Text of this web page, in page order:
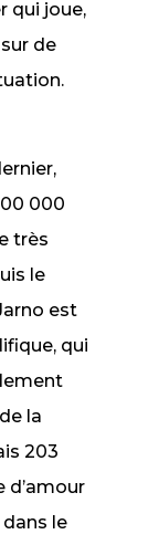
qui joue,
sur de
000
très
le
est
qui
la
203
d’amour
le